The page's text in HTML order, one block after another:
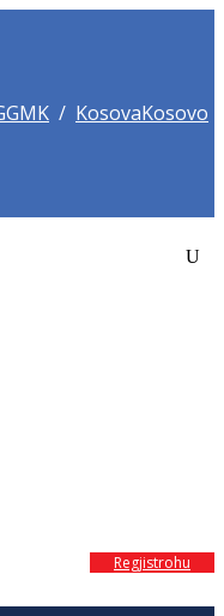
/ KosovaKosovo
Regjistrohu